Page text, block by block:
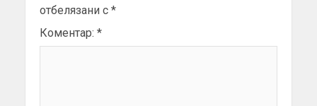
отбелязани с *
Коментар: *